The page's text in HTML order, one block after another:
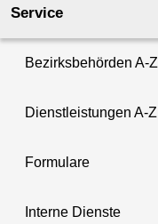
Service
Bezirksbehörden A-Z
Dienstleistungen A-Z
Formulare
Interne Dienste